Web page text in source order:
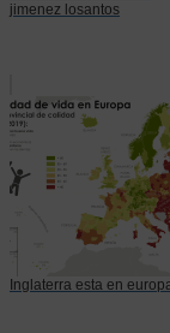
jimenez losantos
Inglaterra esta en